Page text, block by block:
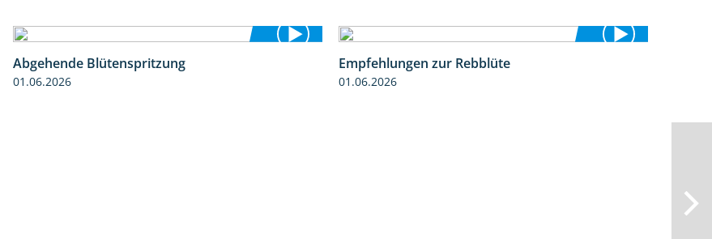
Abgehende Blütenspritzung
01.06.2026
Empfehlungen zur Rebblüte
01.06.2026